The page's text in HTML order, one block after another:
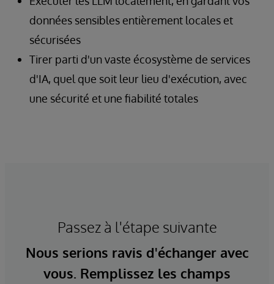
données sensibles entièrement locales et
sécurisées
Tirer parti d'un vaste écosystème de services
d'IA, quel que soit leur lieu d'exécution, avec
une sécurité et une fiabilité totales
Passez à l'étape suivante
Nous serions ravis d'échanger avec
vous. Remplissez les champs